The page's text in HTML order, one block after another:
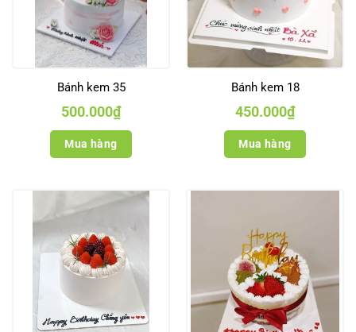
Bánh kem 35
500.000₫
Mua hàng
Bánh kem 18
450.000₫
Mua hàng